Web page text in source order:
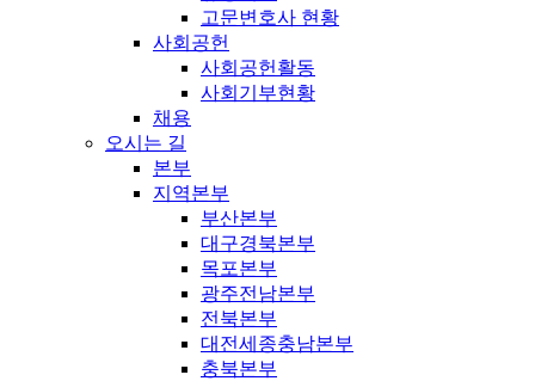
고문변호사 현황
사회공헌
사회공헌활동
사회기부현황
채용
오시는 길
본부
지역본부
부산본부
대구경북본부
목포본부
광주전남본부
전북본부
대전세종충남본부
충북본부